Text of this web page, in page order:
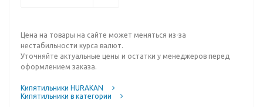
Цена на товары на сайте может меняться из-за
нестабильности курса валют.
Уточняйте актуальные цены и остатки у менеджеров перед
оформлением заказа.
Кипятильники HURAKAN
Кипятильники в категории